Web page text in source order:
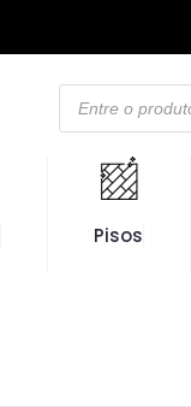
Pesquisar
produtos
Pisos